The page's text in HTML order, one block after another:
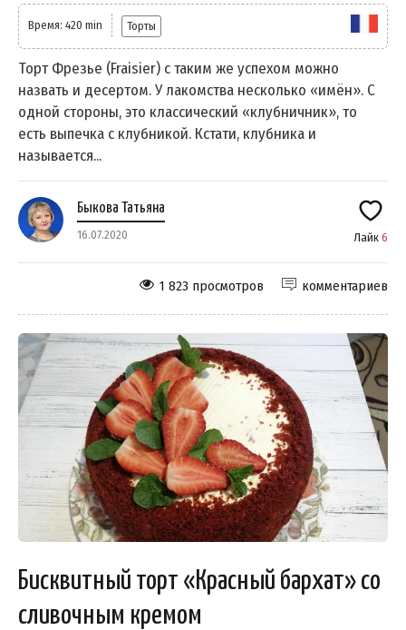
Время: 420 min Торты
Торт Фрезье (Fraisier) с таким же успехом можно
назвать и десертом. У лакомства несколько «имён». С
одной стороны, это классический «клубничник», то
есть выпечка с клубникой. Кстати, клубника и
называется...
Быкова Татьяна
16.07.2020 Лайк 6
комментариев
1 823 просмотров
Бисквитный торт «Красный бархат» со
сливочным кремом